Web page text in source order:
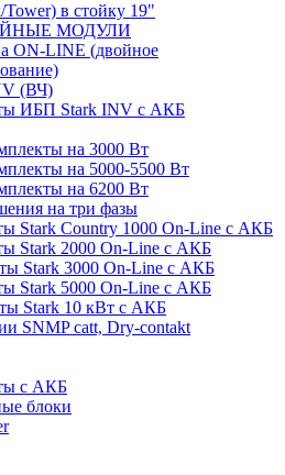
Tower) в стойку 19"
МОДУЛИ
ON-LINE (двойное
(ВЧ)
ИБП Stark INV с АКБ
на 3000 Вт
на 5000-5500 Вт
на 6200 Вт
на три фазы
Stark Country 1000 On-Line с АКБ
Stark 2000 On-Line с АКБ
Stark 3000 On-Line с АКБ
Stark 5000 On-Line с АКБ
Stark 10 кВт с АКБ
SNMP catt, Dry-contakt
с АКБ
блоки